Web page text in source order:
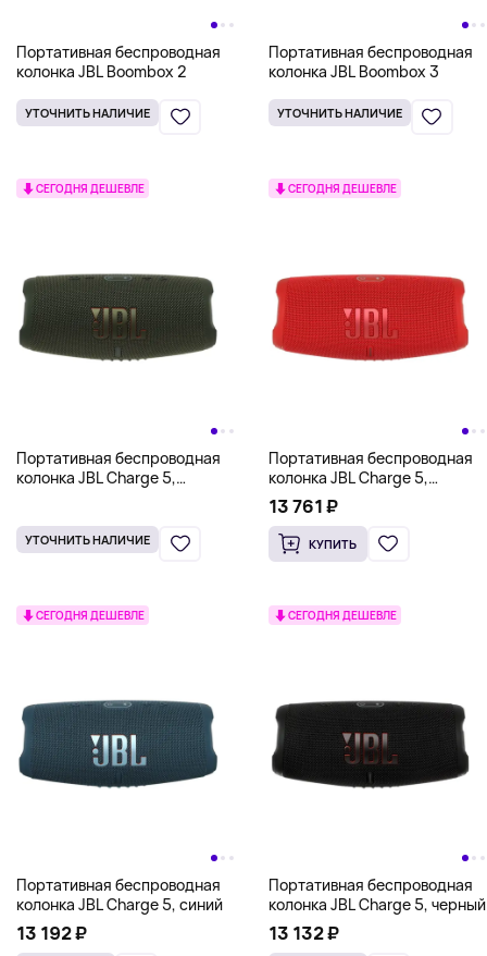
Портативная беспроводная
колонка JBL Boombox 2
УТОЧНИТЬ НАЛИЧИЕ
Портативная беспроводная
колонка JBL Boombox 3
УТОЧНИТЬ НАЛИЧИЕ
СЕГОДНЯ ДЕШЕВЛЕ
Портативная беспроводная
колонка JBL Charge 5,
УТОЧНИТЬ НАЛИЧИЕ
СЕГОДНЯ ДЕШЕВЛЕ
Портативная беспроводная
колонка JBL Charge 5,
красный
13 761 ₽
КУПИТЬ
СЕГОДНЯ ДЕШЕВЛЕ
Портативная беспроводная
колонка JBL Charge 5, синий
13 192 ₽
СЕГОДНЯ ДЕШЕВЛЕ
Портативная беспроводная
колонка JBL Charge 5, черный
13 132 ₽